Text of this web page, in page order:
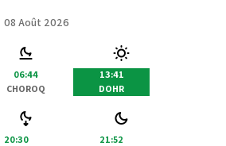
08 Août 2026
06:44
CHOROQ
13:41
DOHR
20:30
21:52